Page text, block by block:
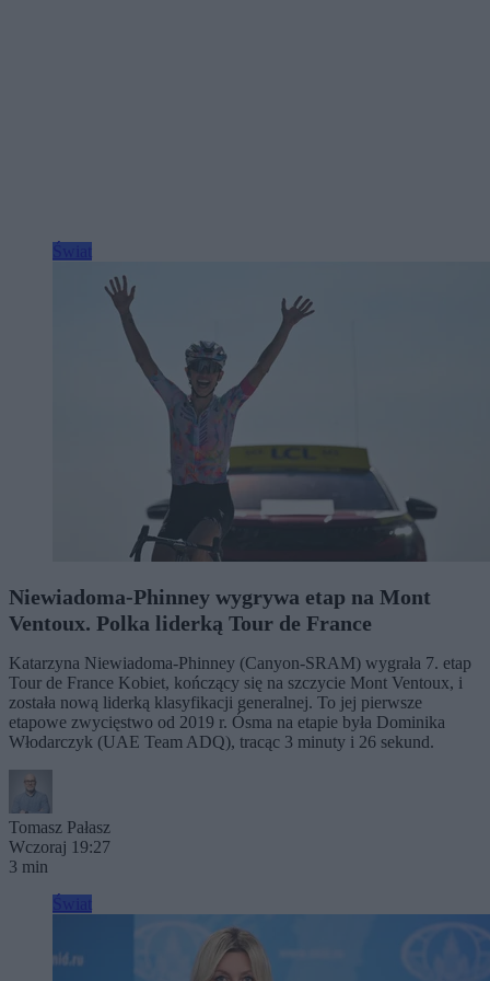
Niewiadoma-Phinney wygrywa etap na Mont
Ventoux. Polka liderką Tour de France
Katarzyna Niewiadoma-Phinney (Canyon-SRAM) wygrała 7. etap
Tour de France Kobiet, kończący się na szczycie Mont Ventoux, i
została nową liderką klasyfikacji generalnej. To jej pierwsze
etapowe zwycięstwo od 2019 r. Ósma na etapie była Dominika
Włodarczyk (UAE Team ADQ), tracąc 3 minuty i 26 sekund.
Tomasz Pałasz
Wczoraj 19:27
3 min